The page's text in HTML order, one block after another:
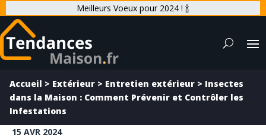
Meilleurs Voeux pour 2024 ! 🍾
Accueil > Extérieur > Entretien extérieur > Insectes
dans la Maison : Comment Prévenir et Contrôler les
Infestations
15 AVR 2024